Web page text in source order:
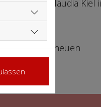
Claudia Kiel
der neuen